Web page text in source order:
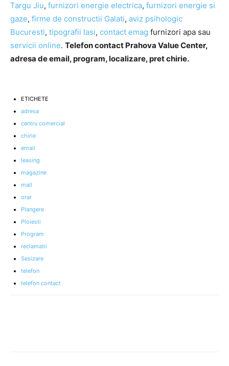
Targu Jiu, furnizori energie electrica, furnizori energie si
gaze, firme de constructii Galati, aviz psihologic
Bucuresti, tipografii Iasi, contact emag furnizori apa sau
servicii online. Telefon contact Prahova Value Center,
adresa de email, program, localizare, pret chirie.
ETICHETE
adresa
centru comercial
chirie
email
leasing
magazine
mall
orar
Plangere
Ploiesti
Program
reclamatii
Sesizare
telefon
telefon contact